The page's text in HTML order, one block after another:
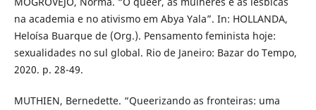
na academia e no ativismo em Abya Yala”. In: HOLLANDA,
Heloísa Buarque de (Org.). Pensamento feminista hoje:
sexualidades no sul global. Rio de Janeiro: Bazar do Tempo,
2020. p. 28-49.
MUTHIEN, Bernedette. “Queerizando as fronteiras: uma